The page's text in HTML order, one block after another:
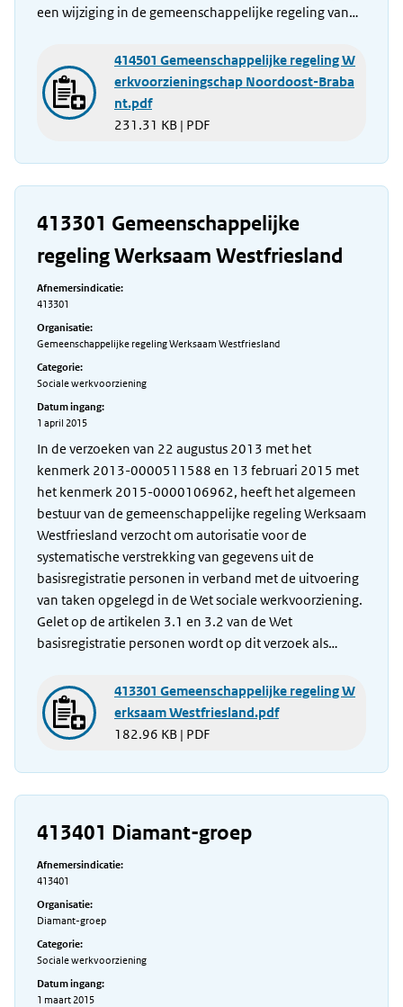
een wijziging in de gemeenschappelijke regeling van…
414501 Gemeenschappelijke regeling W
erkvoorzieningschap Noordoost-Braba
nt.pdf
231.31 KB | PDF
413301 Gemeenschappelijke
regeling Werksaam Westfriesland
Afnemersindicatie:
413301
Organisatie:
Gemeenschappelijke regeling Werksaam Westfriesland
Categorie:
Sociale werkvoorziening
Datum ingang:
1 april 2015
In de verzoeken van 22 augustus 2013 met het
kenmerk 2013-0000511588 en 13 februari 2015 met
het kenmerk 2015-0000106962, heeft het algemeen
bestuur van de gemeenschappelijke regeling Werksaam
Westfriesland verzocht om autorisatie voor de
systematische verstrekking van gegevens uit de
basisregistratie personen in verband met de uitvoering
van taken opgelegd in de Wet sociale werkvoorziening.
Gelet op de artikelen 3.1 en 3.2 van de Wet
basisregistratie personen wordt op dit verzoek als…
413301 Gemeenschappelijke regeling W
erksaam Westfriesland.pdf
182.96 KB | PDF
413401 Diamant-groep
Afnemersindicatie:
413401
Organisatie:
Diamant-groep
Categorie:
Sociale werkvoorziening
Datum ingang:
1 maart 2015